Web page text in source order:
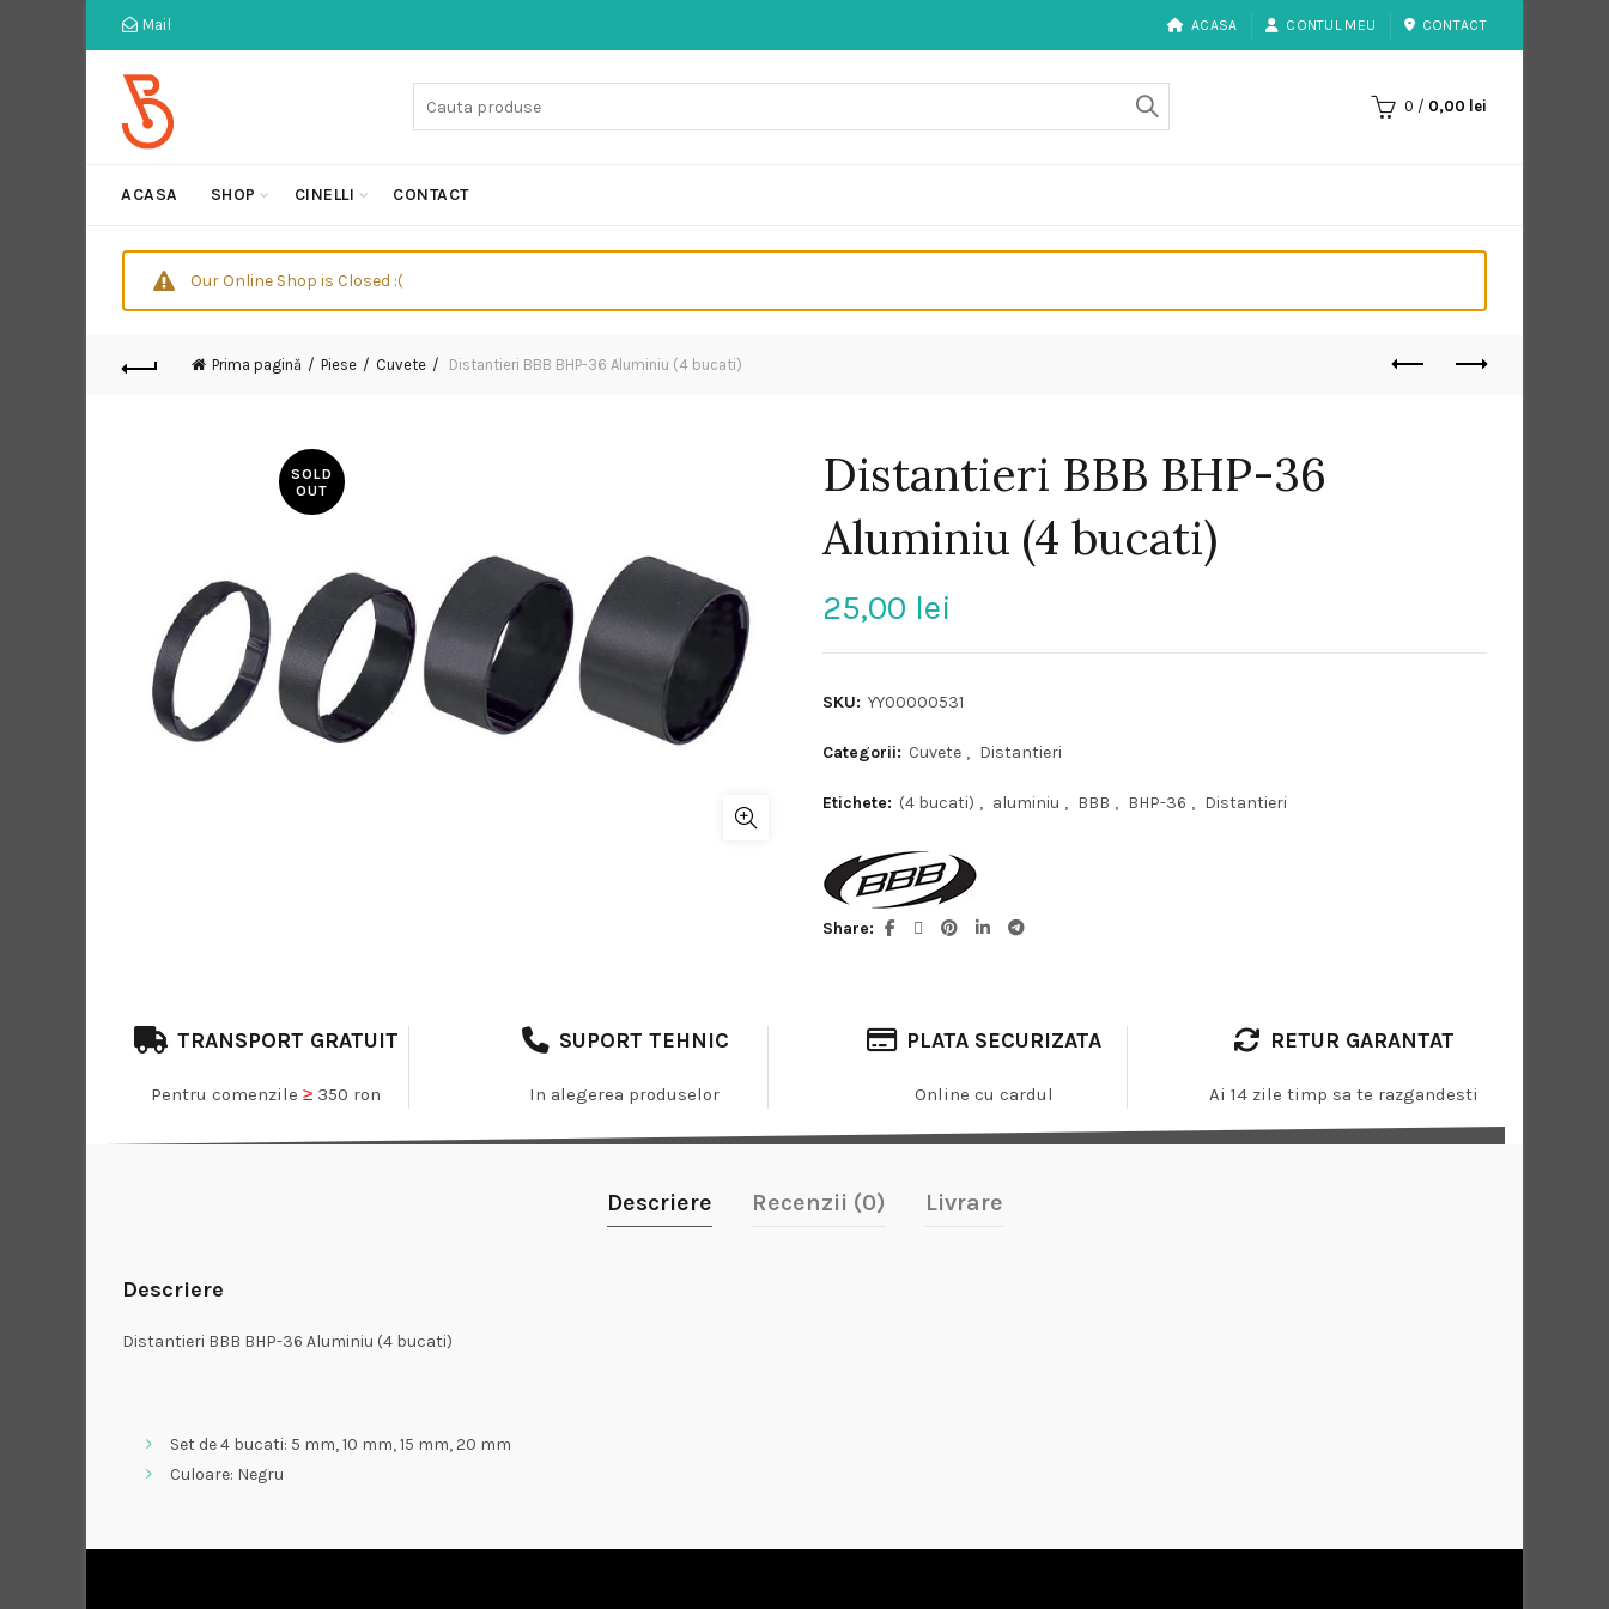
Mail ACASA CONTUL MEU CONTACT
0 / 0,00 lei
ACASA SHOP CINELLI CONTACT
Our Online Shop is Closed :(
Prima pagină Piese Cuvete Distantieri BBB BHP-36 Aluminiu (4 bucati)
SOLD
OUT
Distantieri BBB BHP-36
Aluminiu (4 bucati)
25,00 lei
SKU: YY00000531
Categorii: Cuvete , Distantieri
Etichete: (4 bucati) , aluminiu , BBB , BHP-36 , Distantieri
Share
TRANSPORT GRATUIT
Pentru comenzile ≥350 ron
SUPORT TEHNIC
In alegerea produselor
PLATA SECURIZATA
Online cu cardul
RETUR GARANTAT
Ai 14 zile timp sa te razgandesti
Descriere Recenzii (0) Livrare
Descriere
Distantieri BBB BHP-36 Aluminiu (4 bucati)
Set de 4 bucati: 5 mm, 10 mm, 15 mm, 20 mm
Culoare: Negru